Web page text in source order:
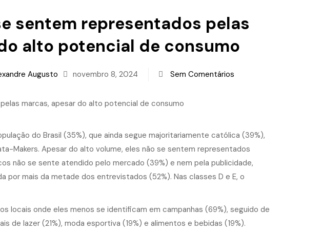
sentem representados pelas
alto potencial de consumo
Augusto novembro 8, 2024 Sem Comentários
do Brasil (35%), que ainda segue majoritariamente católica (39%),
Makers. Apesar do alto volume, eles não se sentem representados
não se sente atendido pelo mercado (39%) e nem pela publicidade,
mais da metade dos entrevistados (52%). Nas classes D e E, o
locais onde eles menos se identificam em campanhas (69%), seguido de
de lazer (21%), moda esportiva (19%) e alimentos e bebidas (19%).